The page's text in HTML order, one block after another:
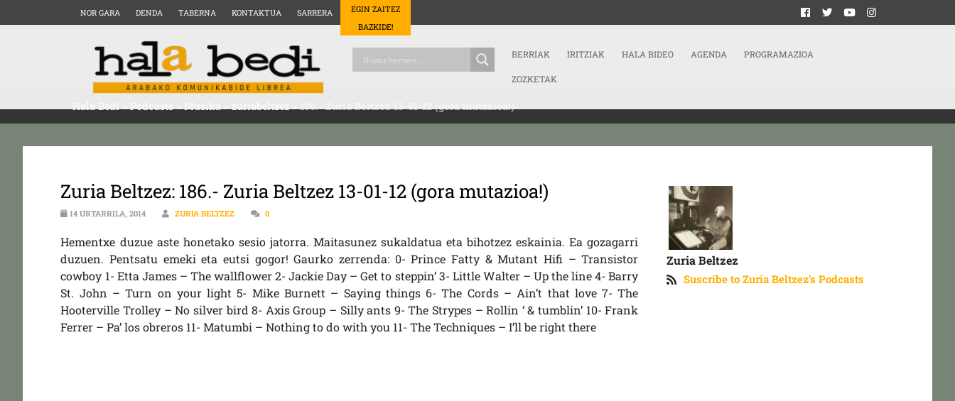
NOR GARA DENDA TABERNA KONTAKTUA SARRERA
EGIN ZAITEZ
BAZKIDE!
BERRIAK IRITZIAK HALA BIDEO AGENDA PROGRAMAZIOA
ZOZKETAK
Hala Bedi>Podcasts>Musika>zuriabeltzez>186.- Zuria Beltzez 13-01-12 (gora mutazioa!)
Zuria Beltzez: 186.- Zuria Beltzez 13-01-12 (gora mutazioa!)
14 URTARRILA, 2014 ZURIA BELTZEZ 0
Hementxe duzue aste honetako sesio jatorra. Maitasunez sukaldatua eta bihotzez eskainia. Ea gozagarri
duzuen. Pentsatu emeki eta eutsi gogor! Gaurko zerrenda: 0- Prince Fatty & Mutant Hifi – Transistor
cowboy 1- Etta James – The wallflower 2- Jackie Day – Get to steppin’ 3- Little Walter – Up the line 4- Barry
St. John – Turn on your light 5- Mike Burnett – Saying things 6- The Cords – Ain’t that love 7- The
Hooterville Trolley – No silver bird 8- Axis Group – Silly ants 9- The Strypes – Rollin ‘ & tumblin’ 10- Frank
Ferrer – Pa’ los obreros 11- Matumbi – Nothing to do with you 11- The Techniques – I’ll be right there
Zuria Beltzez
Suscribe to Zuria Beltzez's Podcasts